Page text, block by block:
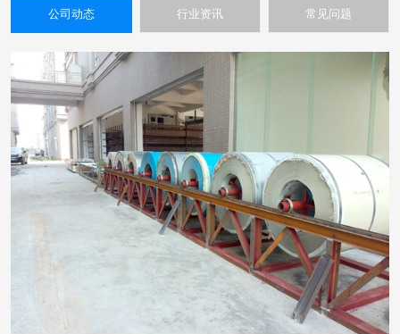
公司动态 行业资讯 常见问题